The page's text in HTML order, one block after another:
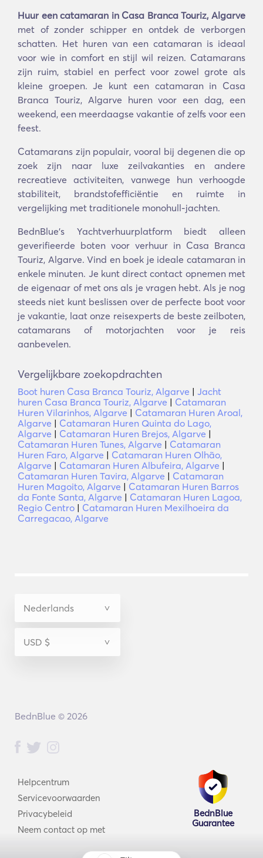
Huur een catamaran in Casa Branca Touriz, Algarve
met of zonder schipper en ontdek de verborgen
schatten. Het huren van een catamaran is ideaal
voor wie in comfort en stijl wil reizen. Catamarans
zijn ruim, stabiel en perfect voor zowel grote als
kleine groepen. Je kunt een catamaran in Casa
Branca Touriz, Algarve huren voor een dag, een
weekend, een meerdaagse vakantie of zelfs voor een
feest.
Catamarans zijn populair, vooral bij degenen die op
zoek zijn naar luxe zeilvakanties en andere
recreatieve activiteiten, vanwege hun verhoogde
stabiliteit, brandstofefficiëntie en ruimte in
vergelijking met traditionele monohull-jachten.
BednBlue's Yachtverhuurplatform biedt alleen
geverifieerde boten voor verhuur in Casa Branca
Touriz, Algarve. Vind en boek je ideale catamaran in
enkele minuten. Je kunt direct contact opnemen met
de eigenaar of met ons als je vragen hebt. Als je nog
steeds niet kunt beslissen over de perfecte boot voor
je vakantie, laat onze reisexperts de beste zeilboten,
catamarans of motorjachten voor je reis
aanbevelen.
Vergelijkbare zoekopdrachten
Boot huren Casa Branca Touriz, Algarve | Jacht
huren Casa Branca Touriz, Algarve | Catamaran
Huren Vilarinhos, Algarve | Catamaran Huren Aroal,
Algarve | Catamaran Huren Quinta do Lago,
Algarve | Catamaran Huren Brejos, Algarve |
Catamaran Huren Tunes, Algarve | Catamaran
Huren Faro, Algarve | Catamaran Huren Olhão,
Algarve | Catamaran Huren Albufeira, Algarve |
Catamaran Huren Tavira, Algarve | Catamaran
Huren Magoito, Algarve | Catamaran Huren Barros
da Fonte Santa, Algarve | Catamaran Huren Lagoa,
Regio Centro | Catamaran Huren Mexilhoeira da
Carregacao, Algarve
Helpcentrum
Servicevoorwaarden
Privacybeleid
Neem contact op met
BednBlue
Guarantee
BednBlue © 2026